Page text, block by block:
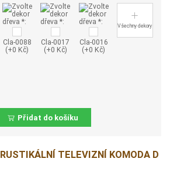
Cla-0088
(+0 Kč)
Cla-0017
(+0 Kč)
Cla-0016
(+0 Kč)
Všechny dekory
Přidat do košíku
RUSTIKÁLNÍ TELEVIZNÍ KOMODA D